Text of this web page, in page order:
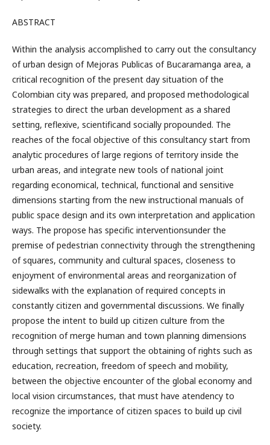
ABSTRACT
Within the analysis accomplished to carry out the consultancy
of urban design of Mejoras Publicas of Bucaramanga area, a
critical recognition of the present day situation of the
Colombian city was prepared, and proposed methodological
strategies to direct the urban development as a shared
setting, reflexive, scientificand socially propounded. The
reaches of the focal objective of this consultancy start from
analytic procedures of large regions of territory inside the
urban areas, and integrate new tools of national joint
regarding economical, technical, functional and sensitive
dimensions starting from the new instructional manuals of
public space design and its own interpretation and application
ways. The propose has specific interventionsunder the
premise of pedestrian connectivity through the strengthening
of squares, community and cultural spaces, closeness to
enjoyment of environmental areas and reorganization of
sidewalks with the explanation of required concepts in
constantly citizen and governmental discussions. We finally
propose the intent to build up citizen culture from the
recognition of merge human and town planning dimensions
through settings that support the obtaining of rights such as
education, recreation, freedom of speech and mobility,
between the objective encounter of the global economy and
local vision circumstances, that must have atendency to
recognize the importance of citizen spaces to build up civil
society.